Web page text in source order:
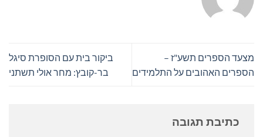
מצעד הספרים תשע"ז –
הספרים האהובים על התלמידים
ביקור בית עם הסופרת סיגל
בר-קובץ: מחר אולי תשתני
כתיבת תגובה